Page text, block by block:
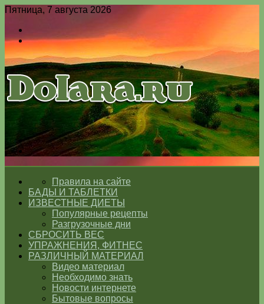
Пятница, 7 августа 2026
Switch
skin
Меню
Switch
ГЛАВНАЯПравила на сайте
БАДЫ И ТАБЛЕТКИ
ИЗВЕСТНЫЕ ДИЕТЫ
Популярные рецепты
Разгрузочные дни
СБРОСИТЬ ВЕС
УПРАЖНЕНИЯ, ФИТНЕС
РАЗЛИЧНЫЙ МАТЕРИАЛ
Видео материал
Необходимо знать
Новости интернете
Бытовые вопросы